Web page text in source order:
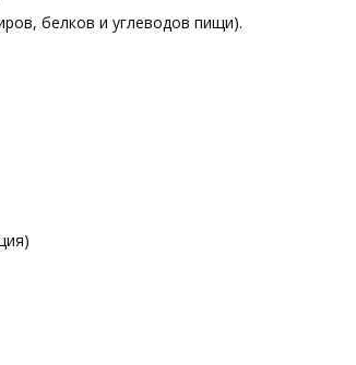
белков и углеводов пищи).